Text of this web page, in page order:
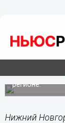
По ней
регионе.
Нижний